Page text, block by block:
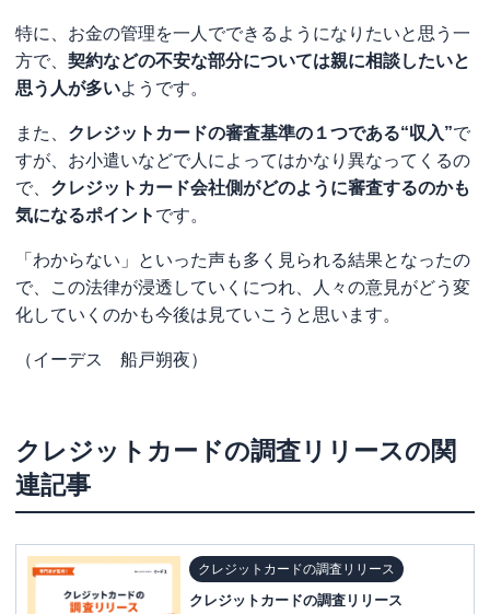
特に、お金の管理を一人でできるようになりたいと思う一
方で、 契約などの不安な部分については親に相談したいと
思う人が多いようです。
また、 クレジットカードの審査基準の１つである“収入”で
すが、お小遣いなどで人によってはかなり異なってくるの
で、 クレジットカード会社側がどのように審査するのかも
気になるポイント です。
「わからない」といった声も多く見られる結果となったの
で、この法律が浸透していくにつれ、人々の意見がどう変
化していくのかも今後は見ていこうと思います。
（イーデス 船戸朔夜）
クレジットカードの調査リリースの関
連記事
クレジットカードの調査リリース
クレジットカードの調査リリース